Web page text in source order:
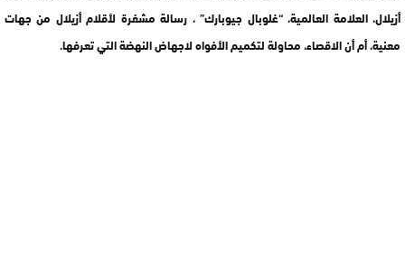
أزيلال، العلامة العالمية، “غلوبال جيوبارك” ، رسالة مشفرة لأقلام أزيلال من جهات
معنية، أم أن الاقصاء، محاولة لتكميم الأفواه لاجهاض النهضة التي تعرفها.